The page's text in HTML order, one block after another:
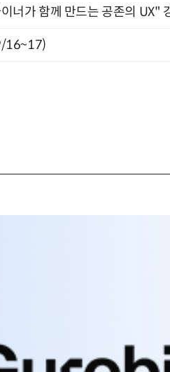
너가 함께 만드는 공존의 UX"
16~17)